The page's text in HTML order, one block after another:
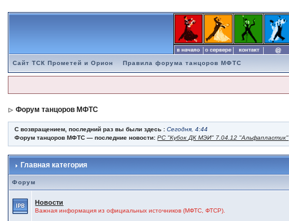
Сайт ТСК Прометей и Орион Правила форума танцоров МФТС
Форум танцоров МФТС
С возвращением, последний раз вы были здесь :Сегодня, 4:44
Форум танцоров МФТС — последние новости:РС "Кубок ДК МЭИ" 7.04.12 "Альфапластик"
Главная категория
Форум
Новости
Важная информация из официальных источников (МФТС, ФТСР).